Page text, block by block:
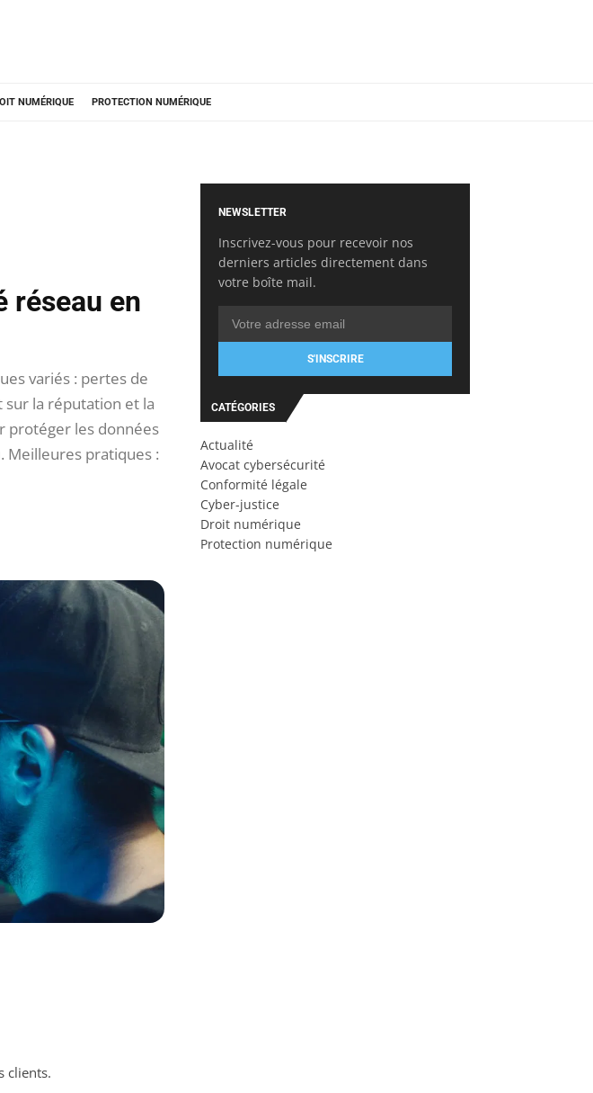
NUMÉRIQUE PROTECTION NUMÉRIQUE
réseau en
variés : pertes de
sur la réputation et la
protéger les données
Meilleures pratiques :
clients.
NEWSLETTER
Inscrivez-vous pour recevoir nos
derniers articles directement dans
votre boîte mail.
S'INSCRIRE
CATÉGORIES
Actualité
Avocat cybersécurité
Conformité légale
Cyber-justice
Droit numérique
Protection numérique